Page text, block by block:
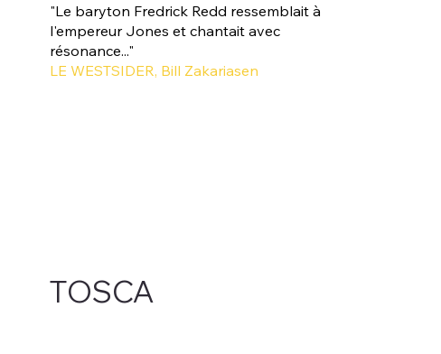
"Le baryton Fredrick Redd ressemblait à
l'empereur Jones et chantait avec
résonance..."
LE WESTSIDER, Bill Zakariasen
TOSCA